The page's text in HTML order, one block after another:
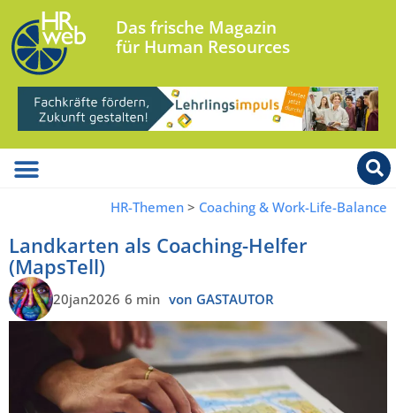
Das frische Magazin
für Human Resources
HR-Themen > Coaching & Work-Life-Balance
Landkarten als Coaching-Helfer
(MapsTell)
20jan2026 6 min von GASTAUTOR